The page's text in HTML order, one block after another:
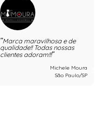
Marca maravilhosa e de
qualidade!! Todas nossas
clientes adoram!!!
Michele Moura
São Paulo/SP